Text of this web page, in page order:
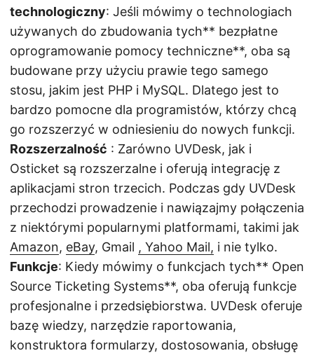
technologiczny: Jeśli mówimy o technologiach
używanych do zbudowania tych** bezpłatne
oprogramowanie pomocy techniczne**, oba są
budowane przy użyciu prawie tego samego
stosu, jakim jest PHP i MySQL. Dlatego jest to
bardzo pomocne dla programistów, którzy chcą
go rozszerzyć w odniesieniu do nowych funkcji.
Rozszerzalność : Zarówno UVDesk, jak i
Osticket są rozszerzalne i oferują integrację z
aplikacjami stron trzecich. Podczas gdy UVDesk
przechodzi prowadzenie i nawiązajmy połączenia
z niektórymi popularnymi platformami, takimi jak
Amazon, eBay, Gmail , Yahoo Mail, i nie tylko.
Funkcje: Kiedy mówimy o funkcjach tych** Open
Source Ticketing Systems**, oba oferują funkcje
profesjonalne i przedsiębiorstwa. UVDesk oferuje
bazę wiedzy, narzędzie raportowania,
konstruktora formularzy, dostosowania, obsługę